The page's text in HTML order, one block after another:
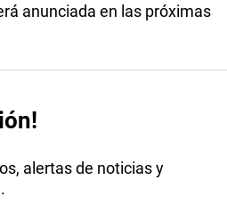
anunciada en las próximas
alertas de noticias y